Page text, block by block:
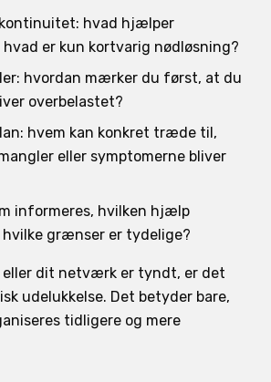
hvad hjælper
er kun kortvarig nødløsning?
hvordan mærker du først, at du
overbelastet?
hvem kan konkret træde til,
eller symptomerne bliver
informeres, hvilken hjælp
hvilke grænser er tydelige?
eller dit netværk er tyndt, er det
udelukkelse. Det betyder bare,
tidligere og mere